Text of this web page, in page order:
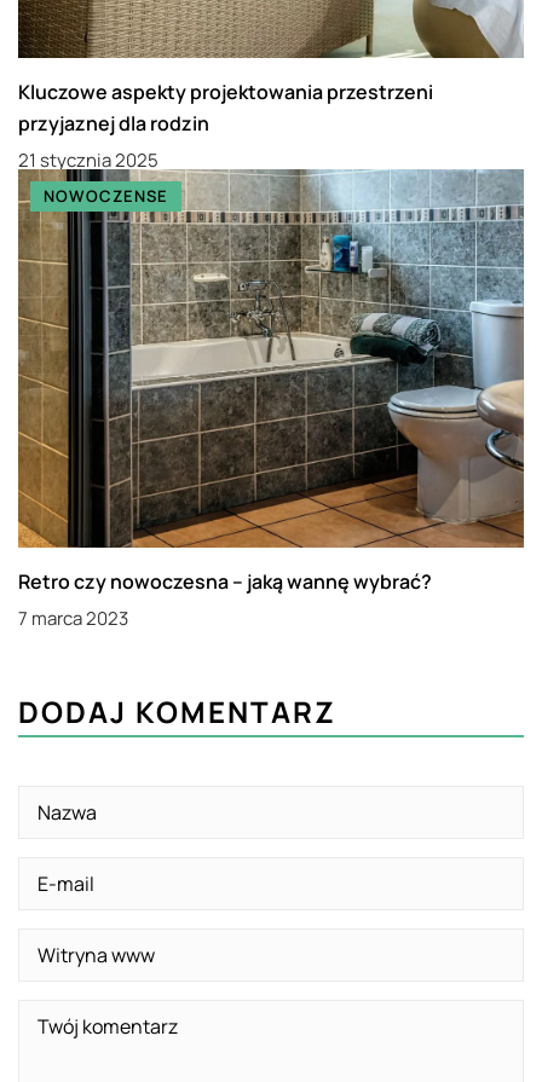
Kluczowe aspekty projektowania przestrzeni
przyjaznej dla rodzin
21 stycznia 2025
NOWOCZENSE
Retro czy nowoczesna – jaką wannę wybrać?
7 marca 2023
DODAJ KOMENTARZ